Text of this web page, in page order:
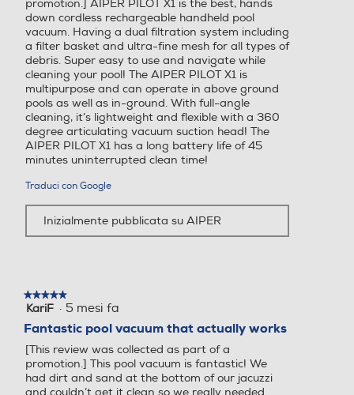
promotion.] AIPER PILOT X1 is the best, hands
down cordless rechargeable handheld pool
vacuum. Having a dual filtration system including
a filter basket and ultra-fine mesh for all types of
debris. Super easy to use and navigate while
cleaning your pool! The AIPER PILOT X1 is
multipurpose and can operate in above ground
pools as well as in-ground. With full-angle
cleaning, it’s lightweight and flexible with a 360
degree articulating vacuum suction head! The
AIPER PILOT X1 has a long battery life of 45
minutes uninterrupted clean time!
Traduci con Google
Inizialmente pubblicata su AIPER
★★★★★
★★★★★
5
5
stelle.
KariF · 5 mesi fa
Fantastic pool vacuum that actually works
[This review was collected as part of a
promotion.] This pool vacuum is fantastic! We
had dirt and sand at the bottom of our jacuzzi